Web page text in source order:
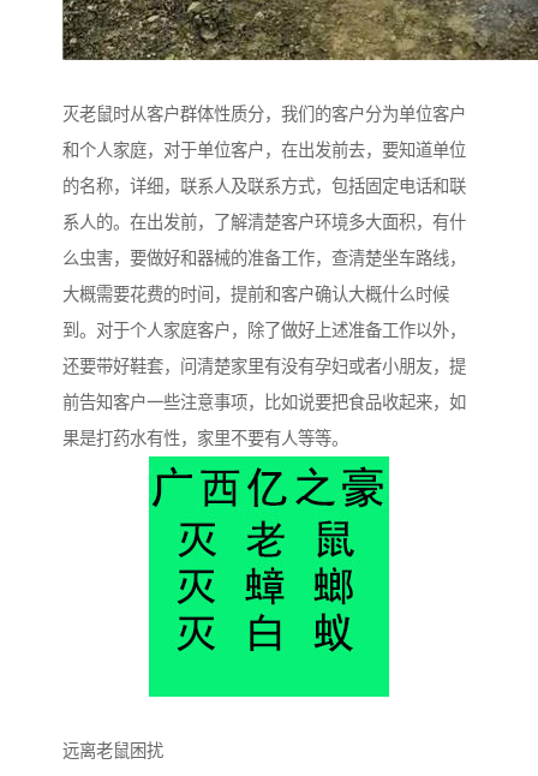
灭老鼠时从客户群体性质分，我们的客户分为单位客户
和个人家庭，对于单位客户，在出发前去，要知道单位
的名称，详细，联系人及联系方式，包括固定电话和联
系人的。在出发前，了解清楚客户环境多大面积，有什
么虫害，要做好和器械的准备工作，查清楚坐车路线，
大概需要花费的时间，提前和客户确认大概什么时候
到。对于个人家庭客户，除了做好上述准备工作以外，
还要带好鞋套，问清楚家里有没有孕妇或者小朋友，提
前告知客户一些注意事项，比如说要把食品收起来，如
果是打药水有性，家里不要有人等等。
远离老鼠困扰